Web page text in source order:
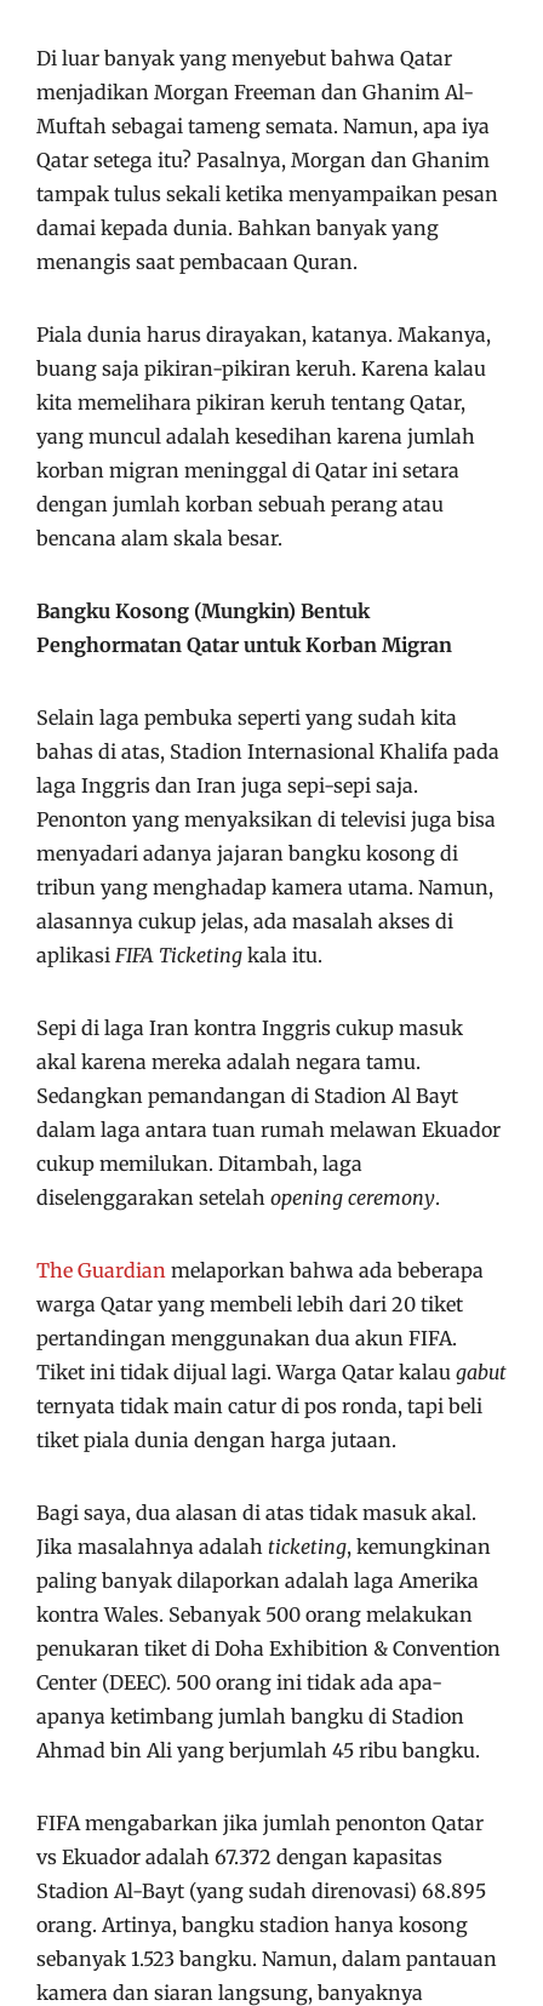
Di luar banyak yang menyebut bahwa Qatar
menjadikan Morgan Freeman dan Ghanim Al-
Muftah sebagai tameng semata. Namun, apa iya
Qatar setega itu? Pasalnya, Morgan dan Ghanim
tampak tulus sekali ketika menyampaikan pesan
damai kepada dunia. Bahkan banyak yang
menangis saat pembacaan Quran.
Piala dunia harus dirayakan, katanya. Makanya,
buang saja pikiran-pikiran keruh. Karena kalau
kita memelihara pikiran keruh tentang Qatar,
yang muncul adalah kesedihan karena jumlah
korban migran meninggal di Qatar ini setara
dengan jumlah korban sebuah perang atau
bencana alam skala besar.
Bangku Kosong (Mungkin) Bentuk
Penghormatan Qatar untuk Korban Migran
Selain laga pembuka seperti yang sudah kita
bahas di atas, Stadion Internasional Khalifa pada
laga Inggris dan Iran juga sepi-sepi saja.
Penonton yang menyaksikan di televisi juga bisa
menyadari adanya jajaran bangku kosong di
tribun yang menghadap kamera utama. Namun,
alasannya cukup jelas, ada masalah akses di
aplikasi FIFA Ticketing kala itu.
Sepi di laga Iran kontra Inggris cukup masuk
akal karena mereka adalah negara tamu.
Sedangkan pemandangan di Stadion Al Bayt
dalam laga antara tuan rumah melawan Ekuador
cukup memilukan. Ditambah, laga
diselenggarakan setelah opening ceremony.
The Guardian melaporkan bahwa ada beberapa
warga Qatar yang membeli lebih dari 20 tiket
pertandingan menggunakan dua akun FIFA.
Tiket ini tidak dijual lagi. Warga Qatar kalau gabut
ternyata tidak main catur di pos ronda, tapi beli
tiket piala dunia dengan harga jutaan.
Bagi saya, dua alasan di atas tidak masuk akal.
Jika masalahnya adalah ticketing, kemungkinan
paling banyak dilaporkan adalah laga Amerika
kontra Wales. Sebanyak 500 orang melakukan
penukaran tiket di Doha Exhibition & Convention
Center (DEEC). 500 orang ini tidak ada apa-
apanya ketimbang jumlah bangku di Stadion
Ahmad bin Ali yang berjumlah 45 ribu bangku.
FIFA mengabarkan jika jumlah penonton Qatar
vs Ekuador adalah 67.372 dengan kapasitas
Stadion Al-Bayt (yang sudah direnovasi) 68.895
orang. Artinya, bangku stadion hanya kosong
sebanyak 1.523 bangku. Namun, dalam pantauan
kamera dan siaran langsung, banyaknya